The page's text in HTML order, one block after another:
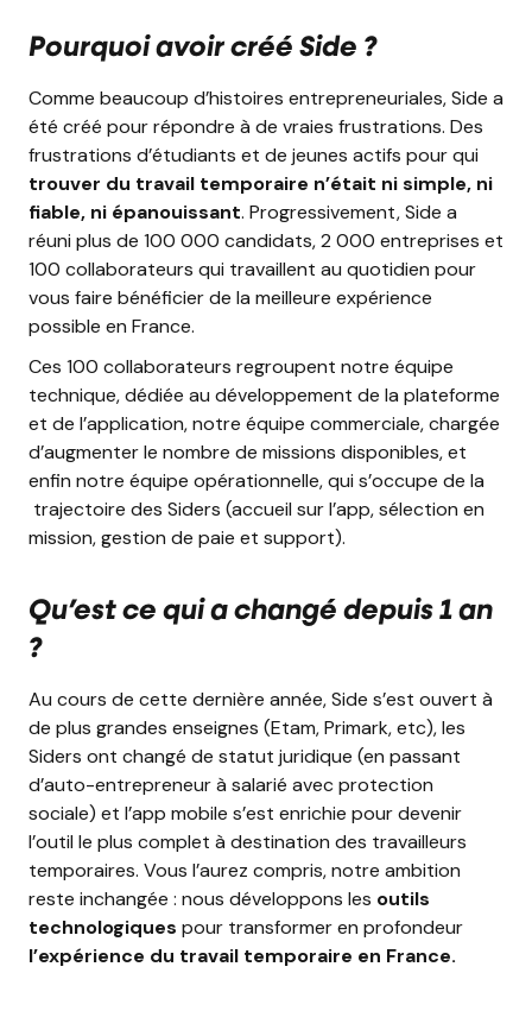
Pourquoi avoir créé Side ?
Comme beaucoup d’histoires entrepreneuriales, Side a
été créé pour répondre à de vraies frustrations. Des
frustrations d’étudiants et de jeunes actifs pour qui
trouver du travail temporaire n’était ni simple, ni
fiable, ni épanouissant. Progressivement, Side a
réuni plus de 100 000 candidats, 2 000 entreprises et
100 collaborateurs qui travaillent au quotidien pour
vous faire bénéficier de la meilleure expérience
possible en France.
Ces 100 collaborateurs regroupent notre équipe
technique, dédiée au développement de la plateforme
et de l’application, notre équipe commerciale, chargée
d’augmenter le nombre de missions disponibles, et
enfin notre équipe opérationnelle, qui s’occupe de la
trajectoire des Siders (accueil sur l’app, sélection en
mission, gestion de paie et support).
Qu’est ce qui a changé depuis 1 an
?
Au cours de cette dernière année,Side s’est ouvert à
de plus grandes enseignes (Etam, Primark, etc), les
Siders ont changé de statut juridique (en passant
d’auto-entrepreneur à salarié avec protection
sociale) et l’app mobile s’est enrichie pour devenir
l’outil le plus complet à destination des travailleurs
temporaires. Vous l’aurez compris, notre ambition
reste inchangée : nous développons les outils
technologiques pour transformer en profondeur
l’expérience du travail temporaire en France.